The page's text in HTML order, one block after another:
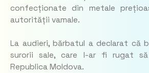
confecționate din metale
autorității vamale.
La audieri, bărbatul a declarat că
surorii sale, care l-ar fi rugat
Republica Moldova.